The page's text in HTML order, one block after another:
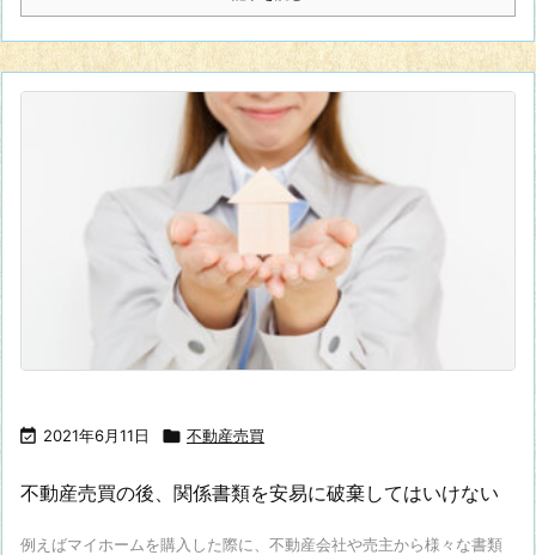
 2021年6月11日  不動産売買
不動産売買の後、関係書類を安易に破棄してはいけない
例えばマイホームを購入した際に、不動産会社や売主から様々な書類